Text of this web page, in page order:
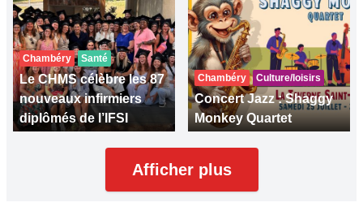
Chambéry Santé
Le CHMS célèbre les 87
nouveaux infirmiers
diplômés de l’IFSI
Chambéry Culture/loisirs
Concert Jazz : Shaggy
Monkey Quartet
Afficher plus